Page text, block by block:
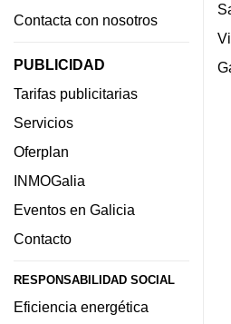
Contacta con nosotros
PUBLICIDAD
Tarifas publicitarias
Servicios
Oferplan
INMOGalia
Eventos en Galicia
Contacto
RESPONSABILIDAD SOCIAL
Eficiencia energética